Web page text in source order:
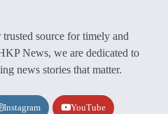
source for timely and
News, we are dedicated to
news stories that matter.
Instagram YouTube